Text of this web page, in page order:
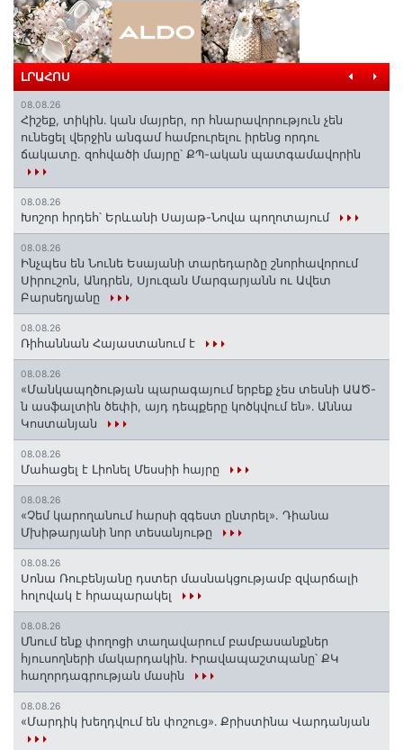
ԼՐԱՀՈՍ
08.08.26
Հիշեք, տիկին․ կան մայրեր, որ հնարավորություն չեն
ունեցել վերջին անգամ համբուրելու իրենց որդու
ճակատը. զոհվածի մայրը՝ ՔՊ-ական պատգամավորին
08.08.26
Խոշոր հրդեհ՝ Երևանի Սայաթ-Նովա պողոտայում
08.08.26
Ինչպես են Նունե Եսայանի տարեդարձը շնորհավորում
Սիրուշոն, Անդրեն, Սյուզան Մարգարյանն ու Ավետ
Բարսեղյանը
08.08.26
Ռիհաննան Հայաստանում է
08.08.26
«Մանկապղծության պարագայում երբեք չես տեսնի ԱԱԾ-
ն ասֆալտին ծեփի, այդ դեպքերը կոծկվում են»․ Աննա
Կոստանյան
08.08.26
Մահացել է Լիոնել Մեսսիի հայրը
08.08.26
«Չեմ կարողանում հարսի զգեստ ընտրել». Դիանա
Մխիթարյանի նոր տեսանյութը
08.08.26
Սոնա Ռուբենյանը դստեր մասնակցությամբ զվարճալի
հոլովակ է հրապարակել
08.08.26
Մնում ենք փողոցի տաղավարում բամբասանքներ
հյուսողների մակարդակին․ Իրավապաշտպանը՝ ՔԿ
հաղորդագրության մասին
08.08.26
«Մարդիկ խեղդվում են փոշուց»․ Քրիստինա Վարդանյան